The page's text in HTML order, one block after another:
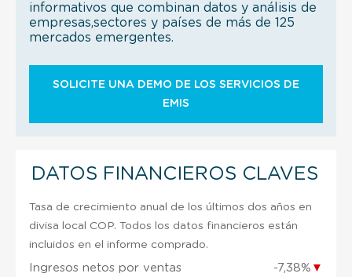
informativos que combinan datos y análisis de
empresas,sectores y países de más de 125
mercados emergentes.
SOLICITE UNA DEMO DE LOS SERVICIOS DE
EMIS
DATOS FINANCIEROS CLAVES
Tasa de crecimiento anual de los últimos dos años en
divisa local COP. Todos los datos financieros están
incluidos en el informe comprado.
Ingresos netos por ventas -7,38% ▼